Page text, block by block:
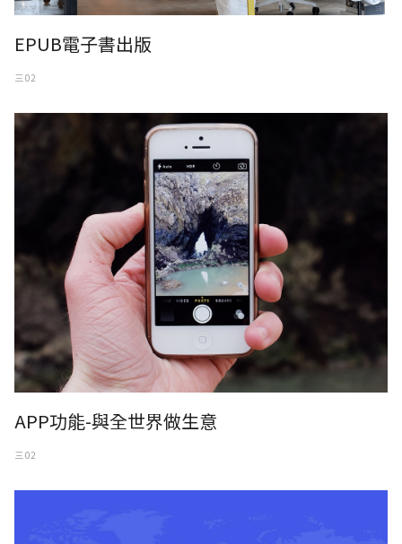
EPUB電子書出版
三 02
APP功能-與全世界做生意
三 02